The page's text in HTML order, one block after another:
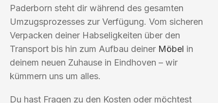
Paderborn steht dir während des gesamten
Umzugsprozesses zur Verfügung. Vom sicheren
Verpacken deiner Habseligkeiten über den
Transport bis hin zum Aufbau deiner Möbel in
deinem neuen Zuhause in Eindhoven – wir
kümmern uns um alles.
Du hast Fragen zu den Kosten oder möchtest